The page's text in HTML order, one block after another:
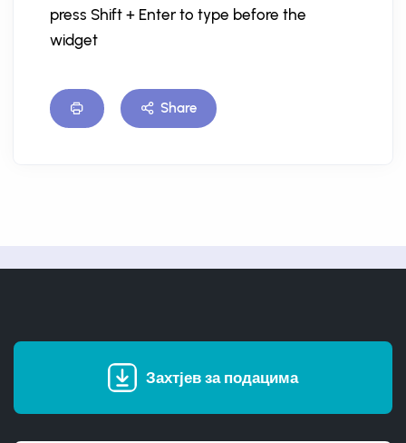
press Shift + Enter to type before the
widget
Share
Захтјев за подацима